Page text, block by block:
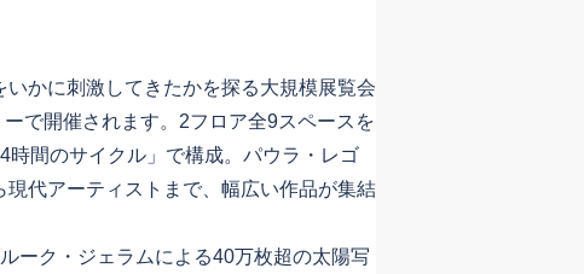
かに刺激してきたかを探る大規模展覧会
で開催されます。2フロア全9スペースを
時間のサイクル」で構成。パウラ・レゴ
代アーティストまで、幅広い作品が集結
ーク・ジェラムによる40万枚超の太陽写